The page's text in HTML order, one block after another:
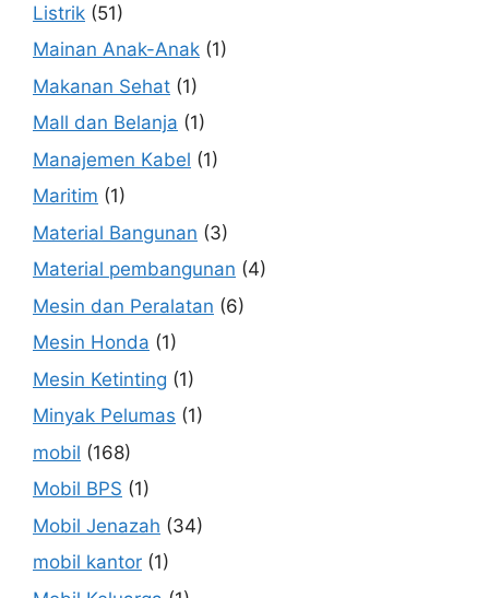
Listrik (51)
Mainan Anak-Anak (1)
Makanan Sehat (1)
Mall dan Belanja (1)
Manajemen Kabel (1)
Maritim (1)
Material Bangunan (3)
Material pembangunan (4)
Mesin dan Peralatan (6)
Mesin Honda (1)
Mesin Ketinting (1)
Minyak Pelumas (1)
mobil (168)
Mobil BPS (1)
Mobil Jenazah (34)
mobil kantor (1)